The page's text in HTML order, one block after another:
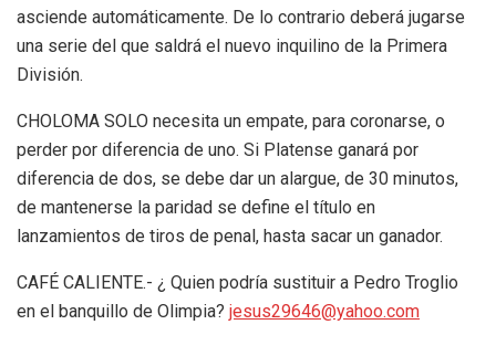
asciende automáticamente. De lo contrario deberá jugarse
una serie del que saldrá el nuevo inquilino de la Primera
División.
CHOLOMA SOLO necesita un empate, para coronarse, o
perder por diferencia de uno. Si Platense ganará por
diferencia de dos, se debe dar un alargue, de 30 minutos,
de mantenerse la paridad se define el título en
lanzamientos de tiros de penal, hasta sacar un ganador.
CAFÉ CALIENTE.- ¿ Quien podría sustituir a Pedro Troglio
en el banquillo de Olimpia? jesus29646@yahoo.com